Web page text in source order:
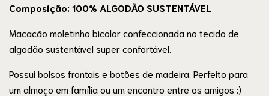
Composição: 100% ALGODÃO SUSTENTÁVEL
Macacão moletinho bicolor confeccionada no tecido de
algodão sustentável super confortável.
Possui bolsos frontais e botões de madeira. Perfeito para
um almoço em família ou um encontro entre os amigos :)